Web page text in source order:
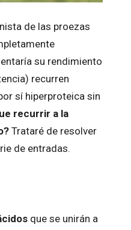
de las proezas
su rendimiento
recurren
sí hiperproteica sin
recurrir a la
Trataré de resolver
de entradas.
que se unirán a